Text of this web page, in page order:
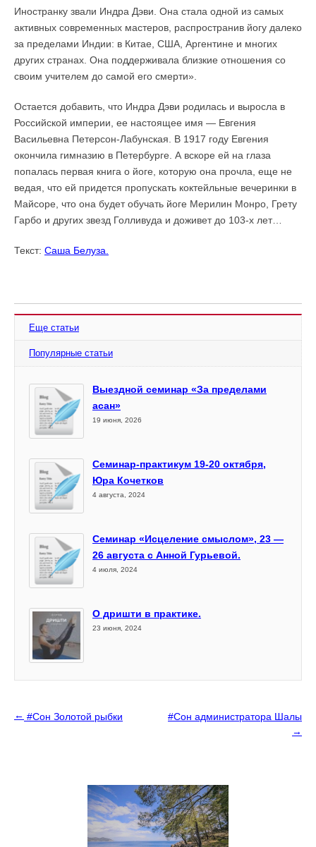
Иностранку звали Индра Дэви. Она стала одной из самых
активных современных мастеров, распространив йогу далеко
за пределами Индии: в Китае, США, Аргентине и многих
других странах. Она поддерживала близкие отношения со
своим учителем до самой его смерти».
Остается добавить, что Индра Дэви родилась и выросла в
Российской империи, ее настоящее имя — Евгения
Васильевна Петерсон-Лабунская. В 1917 году Евгения
окончила гимназию в Петербурге. А вскоре ей на глаза
попалась первая книга о йоге, которую она прочла, еще не
ведая, что ей придется пропускать коктейльные вечеринки в
Майсоре, что она будет обучать йоге Мерилин Монро, Грету
Гарбо и других звезд Голливуда и доживет до 103-х лет…
Текст: Саша Белуза.
Еще статьи
Популярные статьи
Выездной семинар «За пределами
асан»
19 июня, 2026
Семинар-практикум 19-20 октября,
Юра Кочетков
4 августа, 2024
Семинар «Исцеление смыслом», 23 —
26 августа с Анной Гурьевой.
4 июля, 2024
О дришти в практике.
23 июня, 2024
← #Сон Золотой рыбки
#Сон администратора Шалы
→